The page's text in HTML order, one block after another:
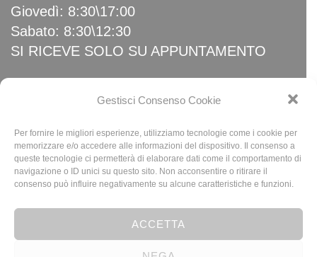
Gestisci Consenso Cookie
Per fornire le migliori esperienze, utilizziamo tecnologie come i cookie per
memorizzare e/o accedere alle informazioni del dispositivo. Il consenso a
queste tecnologie ci permetterà di elaborare dati come il comportamento di
navigazione o ID unici su questo sito. Non acconsentire o ritirare il
consenso può influire negativamente su alcune caratteristiche e funzioni.
ACCETTA
Giovedì: 8:30\17:00
Sabato: 8:30\12:30
SI RICEVE SOLO SU APPUNTAMENTO
Home
News
Privacy Policy